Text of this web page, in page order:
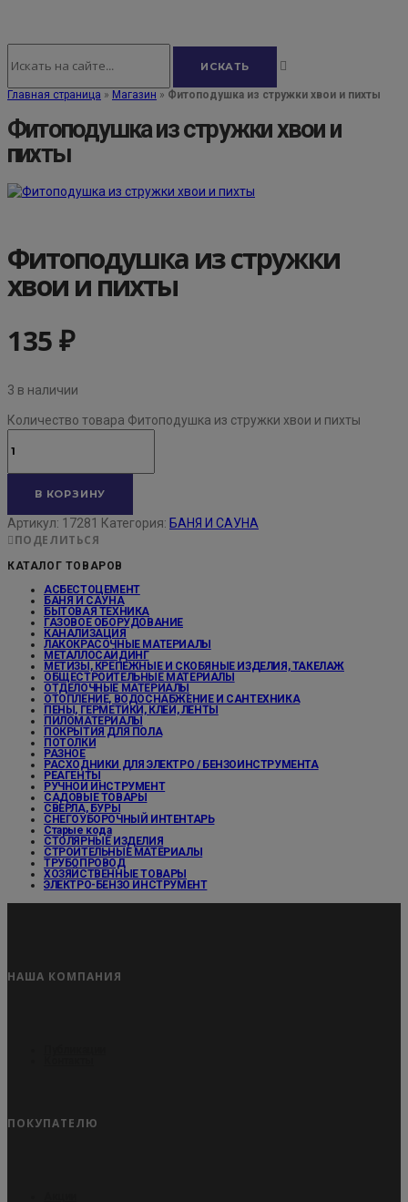
Главная страница » Магазин » Фитоподушка из стружки хвои и пихты
Фитоподушка из стружки хвои и
пихты
Фитоподушка из стружки
хвои и пихты
135₽
3 в наличии
Количество товара Фитоподушка из стружки хвои и пихты
В КОРЗИНУ
Артикул: 17281 Категория: БАНЯ И САУНА
ПОДЕЛИТЬСЯ
КАТАЛОГ ТОВАРОВ
АСБЕСТОЦЕМЕНТ
БАНЯ И САУНА
БЫТОВАЯ ТЕХНИКА
ГАЗОВОЕ ОБОРУДОВАНИЕ
КАНАЛИЗАЦИЯ
ЛАКОКРАСОЧНЫЕ МАТЕРИАЛЫ
МЕТАЛЛОСАЙДИНГ
МЕТИЗЫ, КРЕПЕЖНЫЕ И СКОБЯНЫЕ ИЗДЕЛИЯ, ТАКЕЛАЖ
ОБЩЕСТРОИТЕЛЬНЫЕ МАТЕРИАЛЫ
ОТДЕЛОЧНЫЕ МАТЕРИАЛЫ
ОТОПЛЕНИЕ, ВОДОСНАБЖЕНИЕ И САНТЕХНИКА
ПЕНЫ, ГЕРМЕТИКИ, КЛЕИ, ЛЕНТЫ
ПИЛОМАТЕРИАЛЫ
ПОКРЫТИЯ ДЛЯ ПОЛА
ПОТОЛКИ
РАЗНОЕ
РАСХОДНИКИ ДЛЯ ЭЛЕКТРО / БЕНЗОИНСТРУМЕНТА
РЕАГЕНТЫ
РУЧНОЙ ИНСТРУМЕНТ
САДОВЫЕ ТОВАРЫ
СВЕРЛА, БУРЫ
СНЕГОУБОРОЧНЫЙ ИНТЕНТАРЬ
Старые кода
СТОЛЯРНЫЕ ИЗДЕЛИЯ
СТРОИТЕЛЬНЫЕ МАТЕРИАЛЫ
ТРУБОПРОВОД
ХОЗЯЙСТВЕННЫЕ ТОВАРЫ
ЭЛЕКТРО-БЕНЗО ИНСТРУМЕНТ
НАША КОМПАНИЯ
ПОКУПАТЕЛЮ